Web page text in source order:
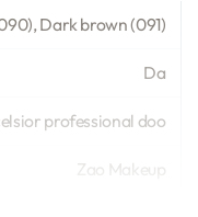
Dark brown (091)
Da
professional doo
Zao Makeup